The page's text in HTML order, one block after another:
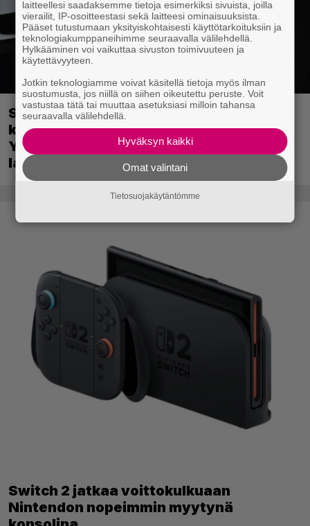
Sony on keskustellut jälleenmyyjien
kanssa levyttömyyteen siirtymisestä –
Yhdysvalloissa pelejä myydään
latauskoodin sisältävissä koteloissa
Switch 2 jatkaa voittokulkuaan
Nintendon nopeimmin myytynä
laitteellesi saadaksemme tietoja esimerkiksi sivuista, joilla
vierailit, IP-osoitteestasi sekä laitteesi ominaisuuksista.
Pääset tutustumaan yksityiskohtaisesti käyttötarkoituksiin ja
teknologiakumppaneihimme seuraavalla välilehdellä.
Hylkääminen voi vaikuttaa sivuston toimivuuteen ja
käytettävyyteen.
Jotkin teknologiamme voivat käsitellä tietoja myös ilman
suostumusta, jos niillä on siihen oikeutettu peruste. Voit
vastustaa tätä tai muuttaa asetuksiasi milloin tahansa
seuraavalla välilehdellä.
Hyväksyn kaikki
Omat valintani
Tietosuojakäytäntömme